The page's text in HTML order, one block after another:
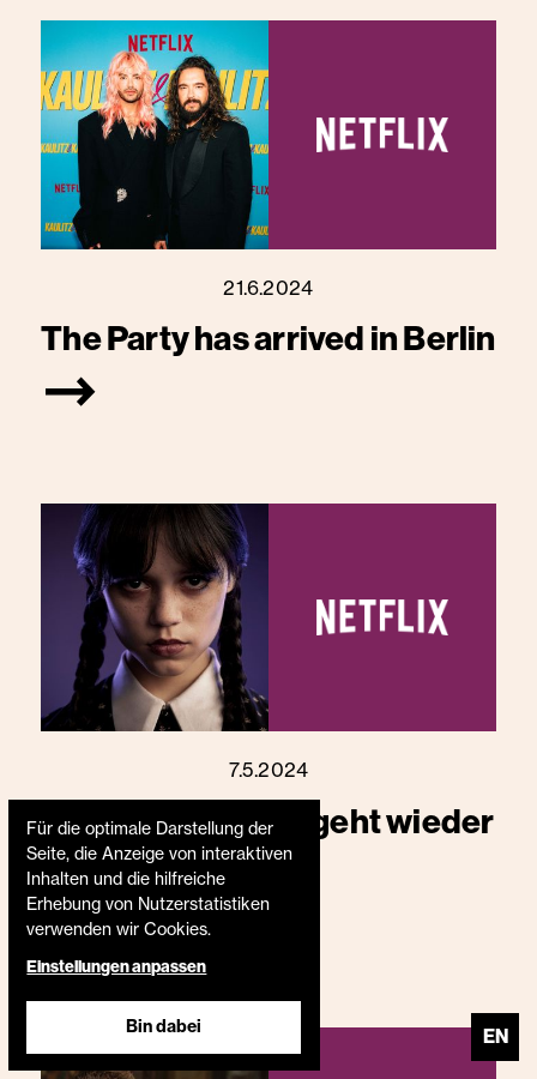
EN
21.6.2024
The Party has arrived in Berlin
7.5.2024
WEDNESDAY: Es geht wieder
los!
Für die optimale Darstellung der
Seite, die Anzeige von interaktiven
Inhalten und die hilfreiche
Erhebung von Nutzerstatistiken
verwenden wir Cookies.
Einstellungen anpassen
Bin dabei